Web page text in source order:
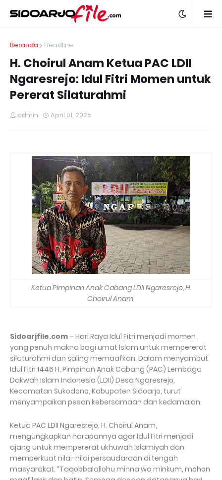
Beranda Headline
H. Choirul Anam Ketua PAC LDII
Ngaresrejo: Idul Fitri Momen untuk
Pererat Silaturahmi
admin April 01, 2025
Ketua Pimpinan Anak Cabang LDII Ngaresrejo, H.
Choirul Anam
Sidoarjfile.com – Hari Raya Idul Fitri menjadi momen
yang penuh makna bagi umat Islam untuk mempererat
silaturahmi dan saling memaafkan. Dalam menyambut
Idul Fitri 1446 H, Pimpinan Anak Cabang (PAC) Lembaga
Dakwah Islam Indonesia (LDII) Desa Ngaresrejo,
Kecamatan Sukodono, Kabupaten Sidoarjo, turut
menyampaikan pesan kebersamaan dan kedamaian.
Ketua PAC LDII Ngaresrejo, H. Choirul Anam,
mengungkapkan harapannya agar Idul Fitri menjadi
ajang untuk mempererat ukhuwah Islamiyah dan
memperkuat nilai-nilai persaudaraan di tengah
masyarakat. “Taqobbalallohu minna wa minkum, mohon